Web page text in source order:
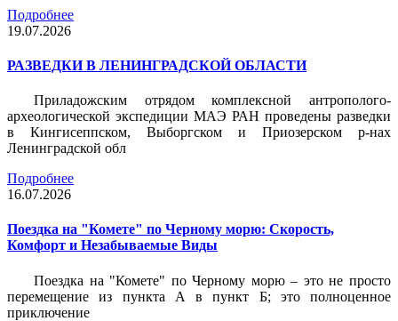
Подробнее
19.07.2026
РАЗВЕДКИ В ЛЕНИНГРАДСКОЙ ОБЛАСТИ
Приладожским отрядом комплексной антрополого-
археологической экспедиции МАЭ РАН проведены разведки
в Кингисеппском, Выборгском и Приозерском р-нах
Ленинградской обл
Подробнее
16.07.2026
Поездка на "Комете" по Черному морю: Скорость,
Комфорт и Незабываемые Виды
Поездка на "Комете" по Черному морю – это не просто
перемещение из пункта А в пункт Б; это полноценное
приключение